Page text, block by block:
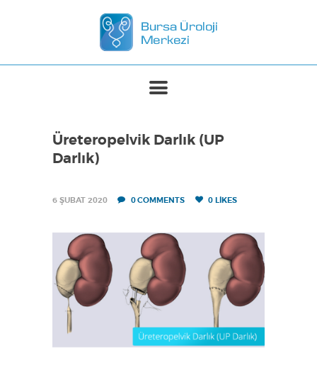
ANASAYFA
BASINDA BIZ
Üreteropelvik Darlık (UP
Darlık)
6 ŞUBAT 2020 0COMMENTS 0 LIKES